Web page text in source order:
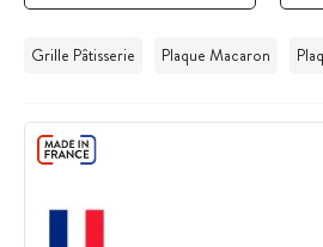
Grille Pâtisserie Plaque Macaron